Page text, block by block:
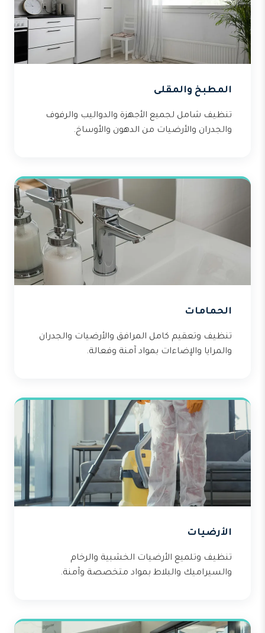
المطبخ والمقلى
تنظيف شامل لجميع الأجهزة والدواليب والرفوف
والجدران والأرضيات من الدهون والأوساخ.
الحمامات
تنظيف وتعقيم كامل المرافق والأرضيات والجدران
والمرايا والإضاءات بمواد آمنة وفعالة.
الأرضيات
تنظيف وتلميع الأرضيات الخشبية والرخام
والسيراميك والبلاط بمواد متخصصة وآمنة.